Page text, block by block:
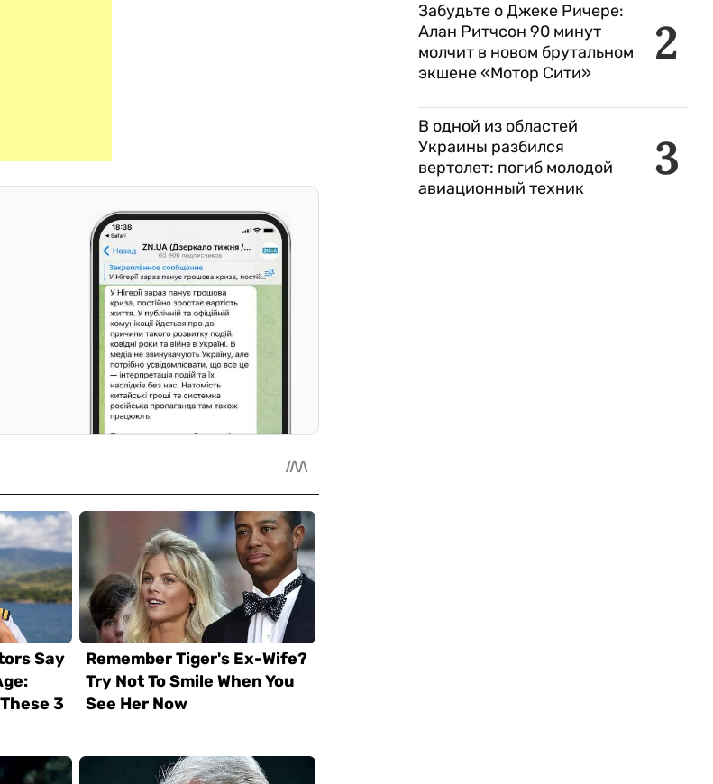
2
Забудьте о Джеке Ричере:
Алан Ритчсон 90 минут
молчит в новом брутальном
экшене «Мотор Сити»
3
В одной из областей
Украины разбился
вертолет: погиб молодой
авиационный техник